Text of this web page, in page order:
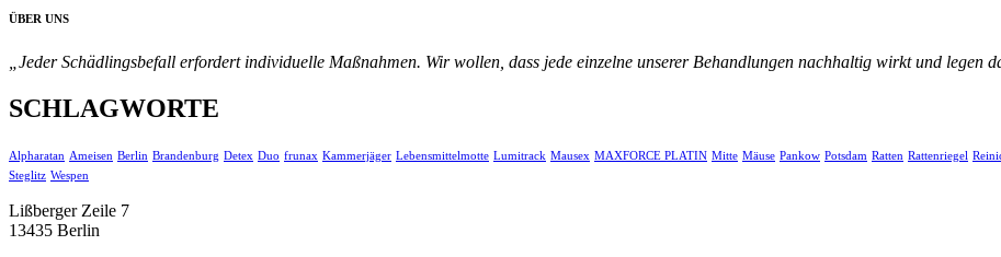
ÜBER UNS
„Jeder Schädlingsbefall erfordert individuelle Maßnahmen. Wir wollen, dass jede einzelne unserer Behandlungen nachhaltig wirkt und legen
SCHLAGWORTE
Alpharatan Ameisen Berlin Brandenburg Detex Duo frunax Kammerjäger Lebensmittelmotte Lumitrack Mausex MAXFORCE PLATIN Mitte Mäuse Pankow Potsdam Ratten Rattenriegel
Steglitz Wespen
Lißberger Zeile 7
13435 Berlin